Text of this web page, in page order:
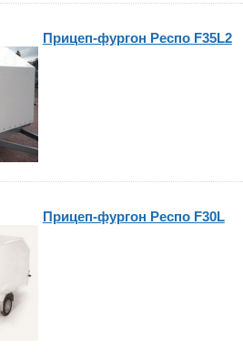
Прицеп-фургон Респо F35L2
Прицеп-фургон Респо F30L